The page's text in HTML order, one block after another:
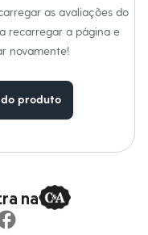
as avaliações do
recarregar a página e
novamente!
produto
na